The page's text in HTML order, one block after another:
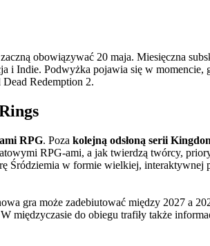
obowiązywać 20 maja. Miesięczna
i Indie. Podwyżka pojawia się w momencie,
Redemption 2.
RPG. Poza kolejną odsłoną serii
RPG-ami, a jak twierdzą twórcy,
Śródziemia w formie wielkiej, interaktywnej
gra może zadebiutować między 2027 a
międzyczasie do obiegu trafiły także